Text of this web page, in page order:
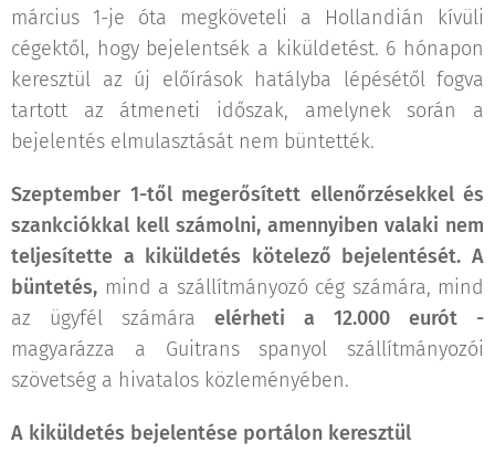
március 1-je óta megköveteli a Hollandián kívüli
cégektől, hogy bejelentsék a kiküldetést. 6 hónapon
keresztül az új előírások hatályba lépésétől fogva
tartott az átmeneti időszak, amelynek során a
bejelentés elmulasztását nem büntették.
Szeptember 1-től megerősített ellenőrzésekkel és
szankciókkal kell számolni, amennyiben valaki nem
teljesítette a kiküldetés kötelező bejelentését. A
büntetés, mind a szállítmányozó cég számára, mind
az ügyfél számára elérheti a 12.000 eurót -
magyarázza a Guitrans spanyol szállítmányozói
szövetség a hivatalos közleményében.
A kiküldetés bejelentése portálon keresztül